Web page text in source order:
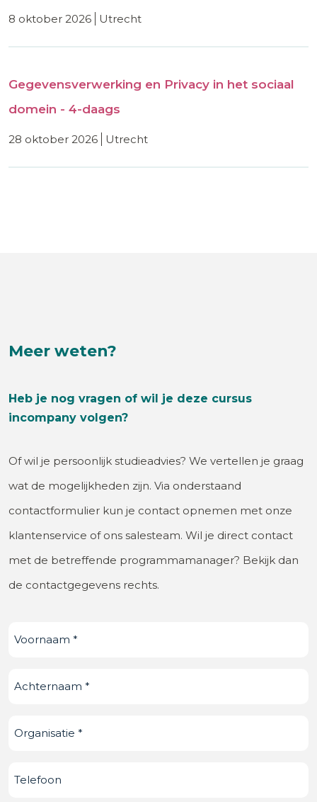
8 oktober 2026 utrecht
Gegevensverwerking en Privacy in het sociaal
domein - 4-daags
28 oktober 2026 utrecht
Meer weten?
Heb je nog vragen of wil je deze cursus
incompany volgen?
Of wil je persoonlijk studieadvies? We vertellen je graag
wat de mogelijkheden zijn. Via onderstaand
contactformulier kun je contact opnemen met onze
klantenservice of ons salesteam. Wil je direct contact
met de betreffende programmamanager? Bekijk dan
de contactgegevens rechts.
Voornaam (Vereist)
Achternaam (Vereist)
Organisatie(Vereist)
Telefoonnummer